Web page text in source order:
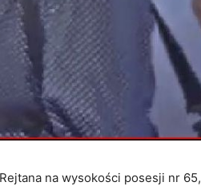
na wysokości posesji nr 65,